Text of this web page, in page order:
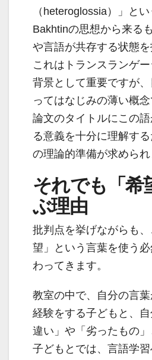
（heteroglossia）」とい
Bakhtinの思想から来る
や言語が共存する状態を
これはトランスランゲ
背景として重要ですが
ってはなじみの薄い概念
論文のタイトルにこの
る意義を十分に理解す
の理論的準備が求められ
それでも「希
ぶ理由
批判点を挙げながらも
望」という言葉を使う
わってきます。
教室の中で、自分の言
経験をする子どもと、
違い」や「劣ったもの
子どもとでは、言語学